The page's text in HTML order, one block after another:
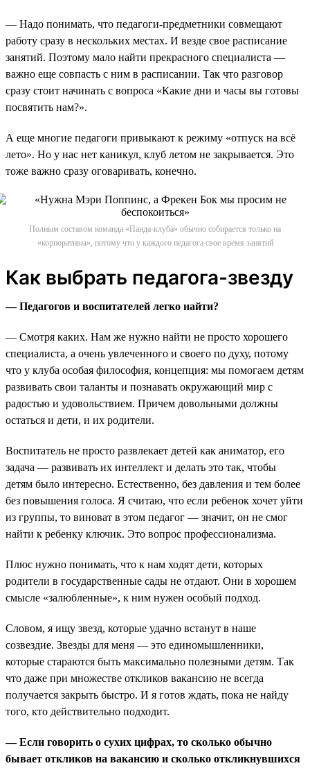
— Надо понимать, что педагоги-предметники совмещают
работу сразу в нескольких местах. И везде свое расписание
занятий. Поэтому мало найти прекрасного специалиста —
важно еще совпасть с ним в расписании. Так что разговор
сразу стоит начинать с вопроса «Какие дни и часы вы готовы
посвятить нам?».
А еще многие педагоги привыкают к режиму «отпуск на всё
лето». Но у нас нет каникул, клуб летом не закрывается. Это
тоже важно сразу оговаривать, конечно.
Полным составом команда «Панда-клуба» обычно собирается только на
«корпоративы», потому что у каждого педагога свое время занятий
Как выбрать педагога-звезду
— Педагогов и воспитателей легко найти?
— Смотря каких. Нам же нужно найти не просто хорошего
специалиста, а очень увлеченного и своего по духу, потому
что у клуба особая философия, концепция: мы помогаем детям
развивать свои таланты и познавать окружающий мир с
радостью и удовольствием. Причем довольными должны
остаться и дети, и их родители.
Воспитатель не просто развлекает детей как аниматор, его
задача — развивать их интеллект и делать это так, чтобы
детям было интересно. Естественно, без давления и тем более
без повышения голоса. Я считаю, что если ребенок хочет уйти
из группы, то виноват в этом педагог — значит, он не смог
найти к ребенку ключик. Это вопрос профессионализма.
Плюс нужно понимать, что к нам ходят дети, которых
родители в государственные сады не отдают. Они в хорошем
смысле «залюбленные», к ним нужен особый подход.
Словом, я ищу звезд, которые удачно встанут в наше
созвездие. Звезды для меня — это единомышленники,
которые стараются быть максимально полезными детям. Так
что даже при множестве откликов вакансию не всегда
получается закрыть быстро. И я готов ждать, пока не найду
того, кто действительно подходит.
— Если говорить о сухих цифрах, то сколько обычно
бывает откликов на вакансию и сколько откликнувшихся